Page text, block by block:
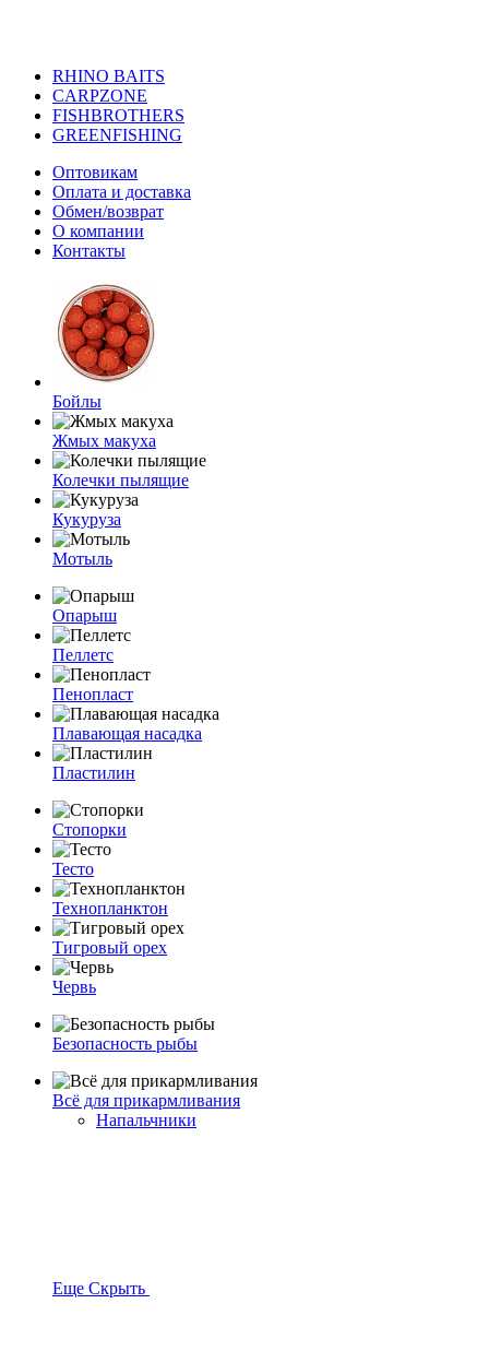
RHINO BAITS
CARPZONE
FISHBROTHERS
GREENFISHING
Оптовикам
Оплата и доставка
Обмен/возврат
О компании
Контакты
Бойлы
Жмых макуха
Колечки пылящие
Кукуруза
Мотыль
Опарыш
Пеллетс
Пенопласт
Плавающая насадка
Пластилин
Стопорки
Тесто
Технопланктон
Тигровый орех
Червь
Безопасность рыбы
Всё для прикармливания
Напальчники
Еще Скрыть